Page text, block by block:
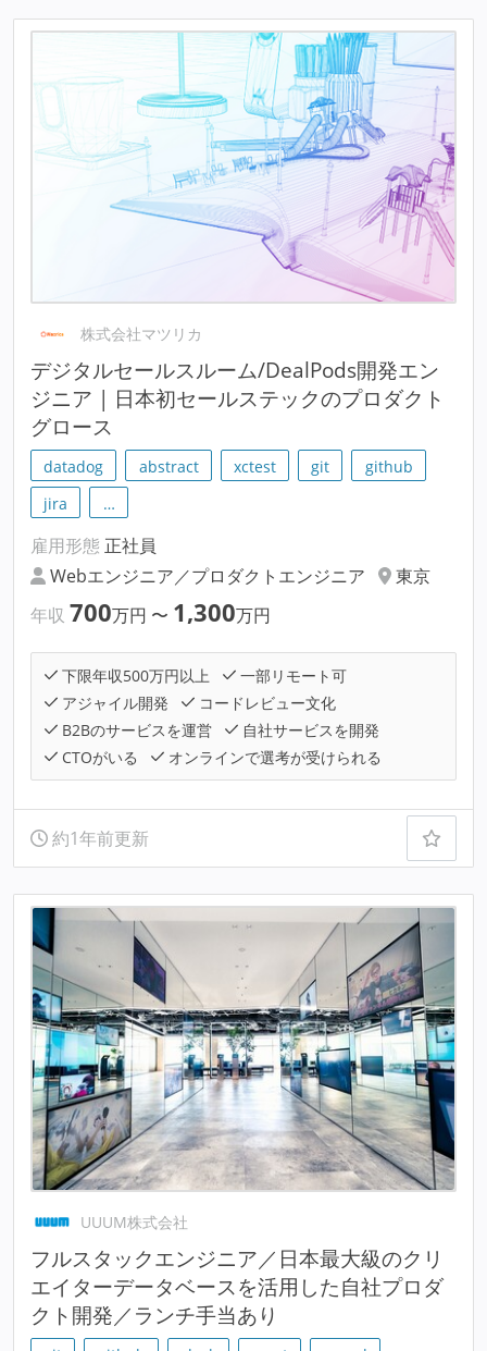
株式会社マツリカ
デジタルセールスルーム/DealPods開発エン
ジニア | 日本初セールステックのプロダクト
グロース
datadog abstract xctest git
github
jira
…
雇用形態 正社員
Webエンジニア／プロダクトエンジニア
東京
年収 700万円 〜 1,300万円
下限年収500万円以上
一部リモート可
アジャイル開発
コードレビュー文化
B2Bのサービスを運営
自社サービスを開発
CTOがいる
オンラインで選考が受けられる
約1年前更新
UUUM株式会社
フルスタックエンジニア／日本最大級のクリ
エイターデータベースを活用した自社プロダ
クト開発／ランチ手当あり